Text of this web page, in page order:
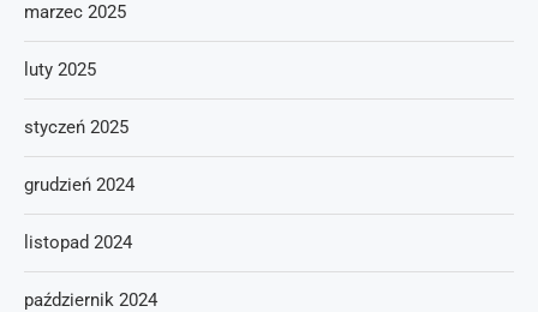
marzec 2025
luty 2025
styczeń 2025
grudzień 2024
listopad 2024
październik 2024